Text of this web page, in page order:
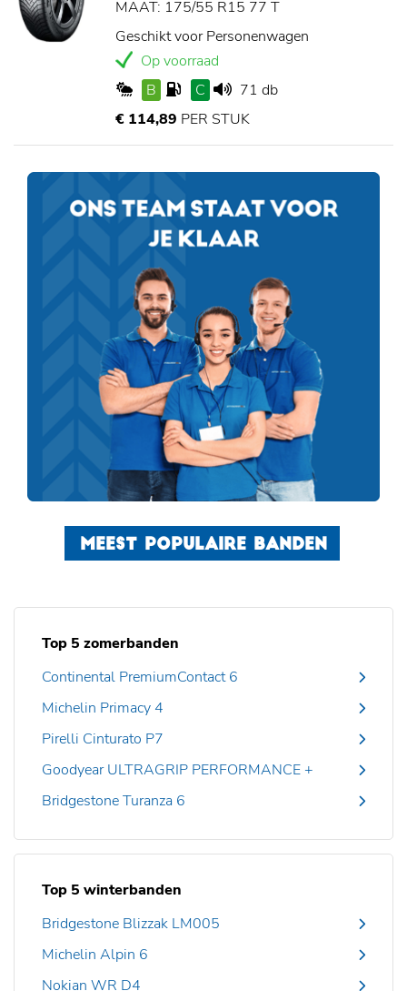
MAAT: 175/55 R15 77 T
Geschikt voor Personenwagen
Op voorraad
B
C
71 db
€ 114,89 PER STUK
MEEST POPULAIRE BANDEN
Top 5 zomerbanden
Continental PremiumContact 6
Michelin Primacy 4
Pirelli Cinturato P7
Goodyear ULTRAGRIP PERFORMANCE +
Bridgestone Turanza 6
Top 5 winterbanden
Bridgestone Blizzak LM005
Michelin Alpin 6
Nokian WR D4